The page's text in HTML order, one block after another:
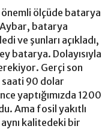
ölçüde batarya
batarya
ve şunları açıkladı,
batarya. Dolayısıyla
Gerçi son
90 dolar
yaptığımızda 1200
Ama fosil yakıtlı
kalitedeki bir